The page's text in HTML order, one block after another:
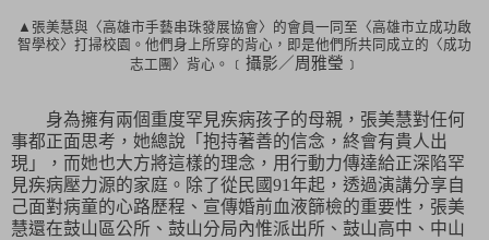
▲張美慧與〈高雄市手藝串珠發展協會〉的會員一同至〈高雄市立成功啟
智學校〉打掃校園。他們身上所穿的背心，即是他們所共同成立的〈成功
志工團〉背心。
﹝攝影／周雅瑩﹞
身為擁有兩個重度罕見疾病孩子的母親，張美慧對任何
事都正面思考，她總說「 抱持著善的信念，終會有貴人出
現 」，而她也大方將這樣的理念，用行動力傳達給正深陷罕
見疾病壓力源的家庭。除了從民國91年起，透過演講分享自
己面對病童的心路歷程、宣傳婚前血液篩檢的重要性，張美
慧還在鼓山區公所、鼓山分局內惟派出所、鼓山高中、中山